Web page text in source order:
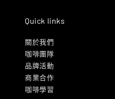
Quick links
關於我們
咖啡團隊
品牌活動
商業合作
咖啡學習